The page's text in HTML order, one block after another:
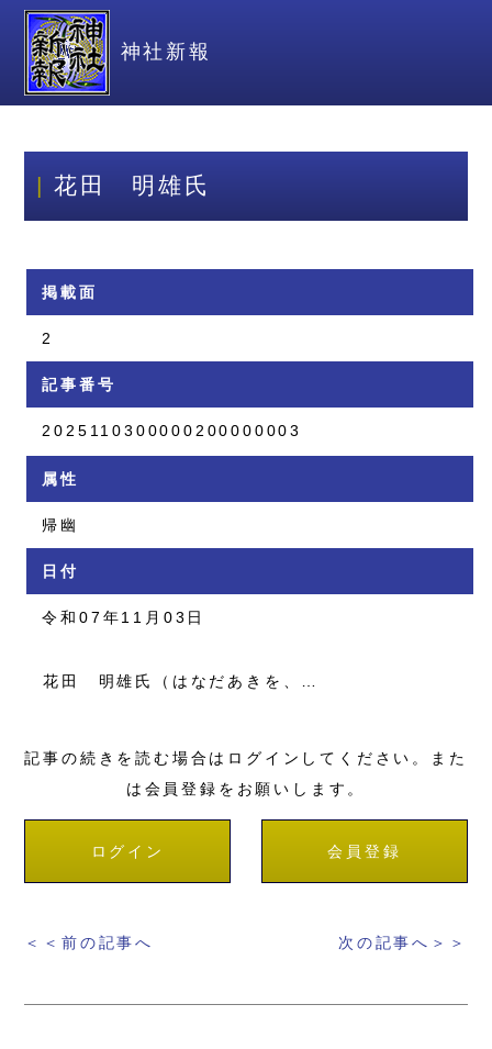
神社新報
花田 明雄氏
掲載面
2
記事番号
2025110300000200000003
属性
帰幽
日付
令和07年11月03日
花田 明雄氏（はなだあきを、…
記事の続きを読む場合はログインしてください。また
は会員登録をお願いします。
ログイン 会員登録
＜＜前の記事へ 次の記事へ＞＞